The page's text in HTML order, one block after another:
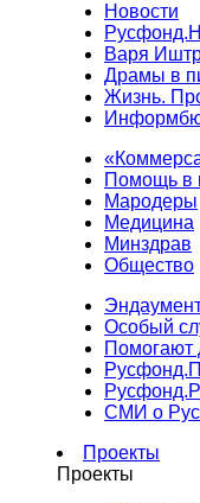
Новости
Варя
Драмы в
Жизнь.
Помощь в
Мародеры
Медицина
Минздрав
Общество
Особый
Помогают
СМИ о
Проекты
Проекты